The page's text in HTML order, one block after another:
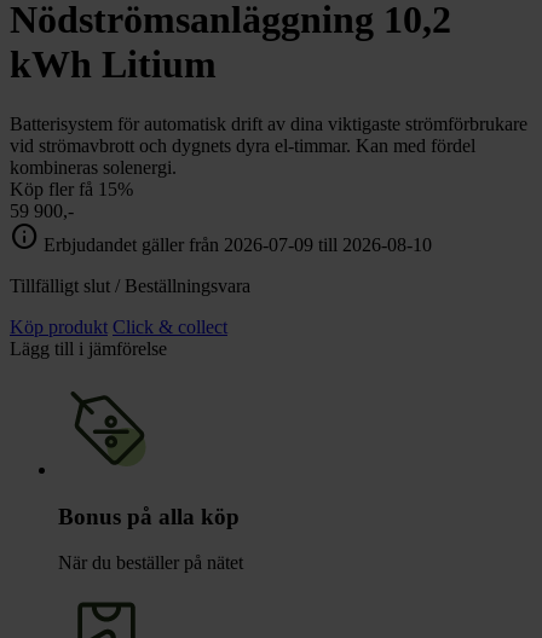
Toalett
Grill & Fritid chevron_right
Lacanche
Nödströmsanläggning 10,2
kWh Litium
Batterisystem för automatisk drift av dina viktigaste strömförbrukare
vid strömavbrott och dygnets dyra el-timmar. Kan med fördel
kombineras solenergi.
Köp fler få 15%
59 900,-
info Erbjudandet gäller från 2026-07-09 till 2026-08-10
Tillfälligt slut / Beställningsvara
Köp produkt Click & collect
Lägg till i jämförelse
Bonus på alla köp
När du beställer på nätet